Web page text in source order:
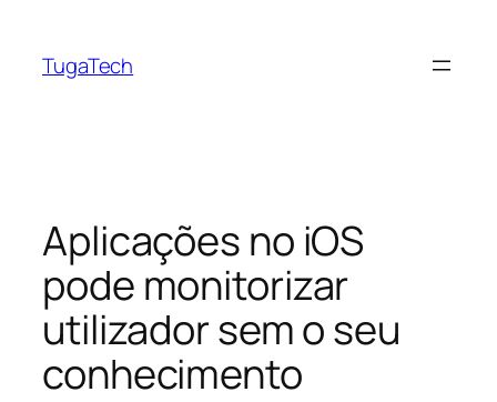
TugaTech
Aplicações no iOS
pode monitorizar
utilizador sem o seu
conhecimento